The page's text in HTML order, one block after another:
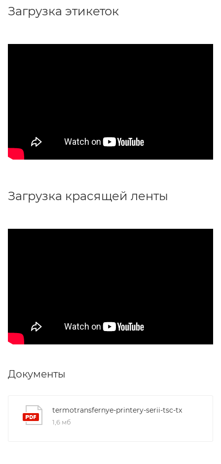
Загрузка этикеток
Загрузка красящей ленты
Документы
termotransfernye-printery-serii-tsc-tx
1,6 мб